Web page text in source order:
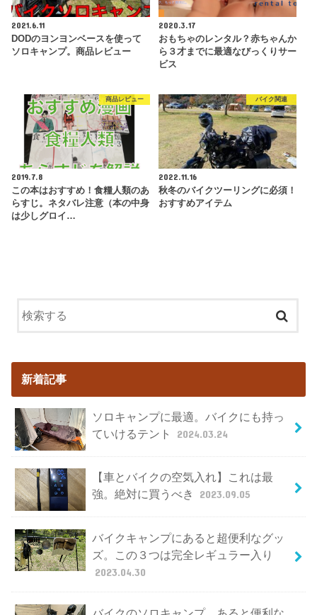
2021.6.11
DODのヨンヨンベースを使って
ソロキャンプ。商品レビュー
2020.3.17
おもちゃのレンタル？赤ちゃんか
ら３才までに最適なびっくりサー
ビス
商品レビュー
2019.7.8
この本はおすすめ！食糧人類のあ
らすじ。ネタバレ注意（本の中身
は少しグロイ…
バイク関連
2022.11.16
秋冬のバイクツーリングに必須！
おすすめアイテム
新着記事
ソロキャンプに最適。バイクにも持っ
ていけるテント
2024.03.24
【車とバイクの空気入れ】これは最
強。絶対に買うべき
2023.09.05
バイクキャンプにあると超便利なグッ
ズ。この３つは完全レギュラー入り
2023.04.30